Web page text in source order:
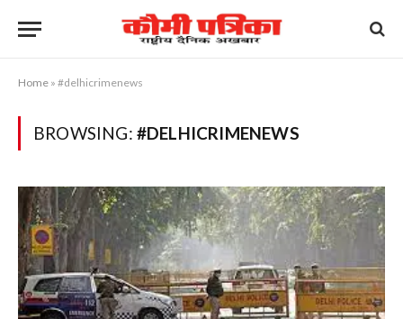
Home » #delhicrimenews
BROWSING: #DELHICRIMENEWS